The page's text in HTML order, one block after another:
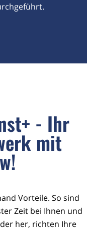
- Ihr
mit
Vorteile. So sind
Zeit bei Ihnen und
her, richten Ihre